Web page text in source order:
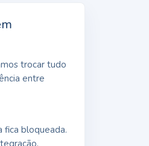
trocar tudo
entre
fica bloqueada.